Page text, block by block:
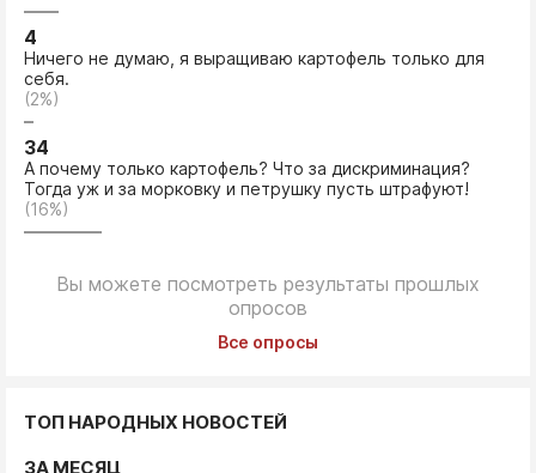
4
Ничего не думаю, я выращиваю картофель только для
себя.
(2%)
34
А почему только картофель? Что за дискриминация?
Тогда уж и за морковку и петрушку пусть штрафуют!
(16%)
Вы можете посмотреть результаты прошлых
опросов
Все опросы
ТОП НАРОДНЫХ НОВОСТЕЙ
ЗА МЕСЯЦ